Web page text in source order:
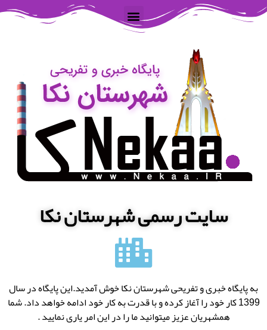
سایت رسمی شهرستان نکا
به پایگاه خبری و تفریحی شهرستان نکا خوش آمدید.این پایگاه در سال
1399 کار خود را آغاز کرده و با قدرت به کار خود ادامه خواهد داد. شما
همشهریان عزیز میتوانید ما را در این امر یاری نمایید .